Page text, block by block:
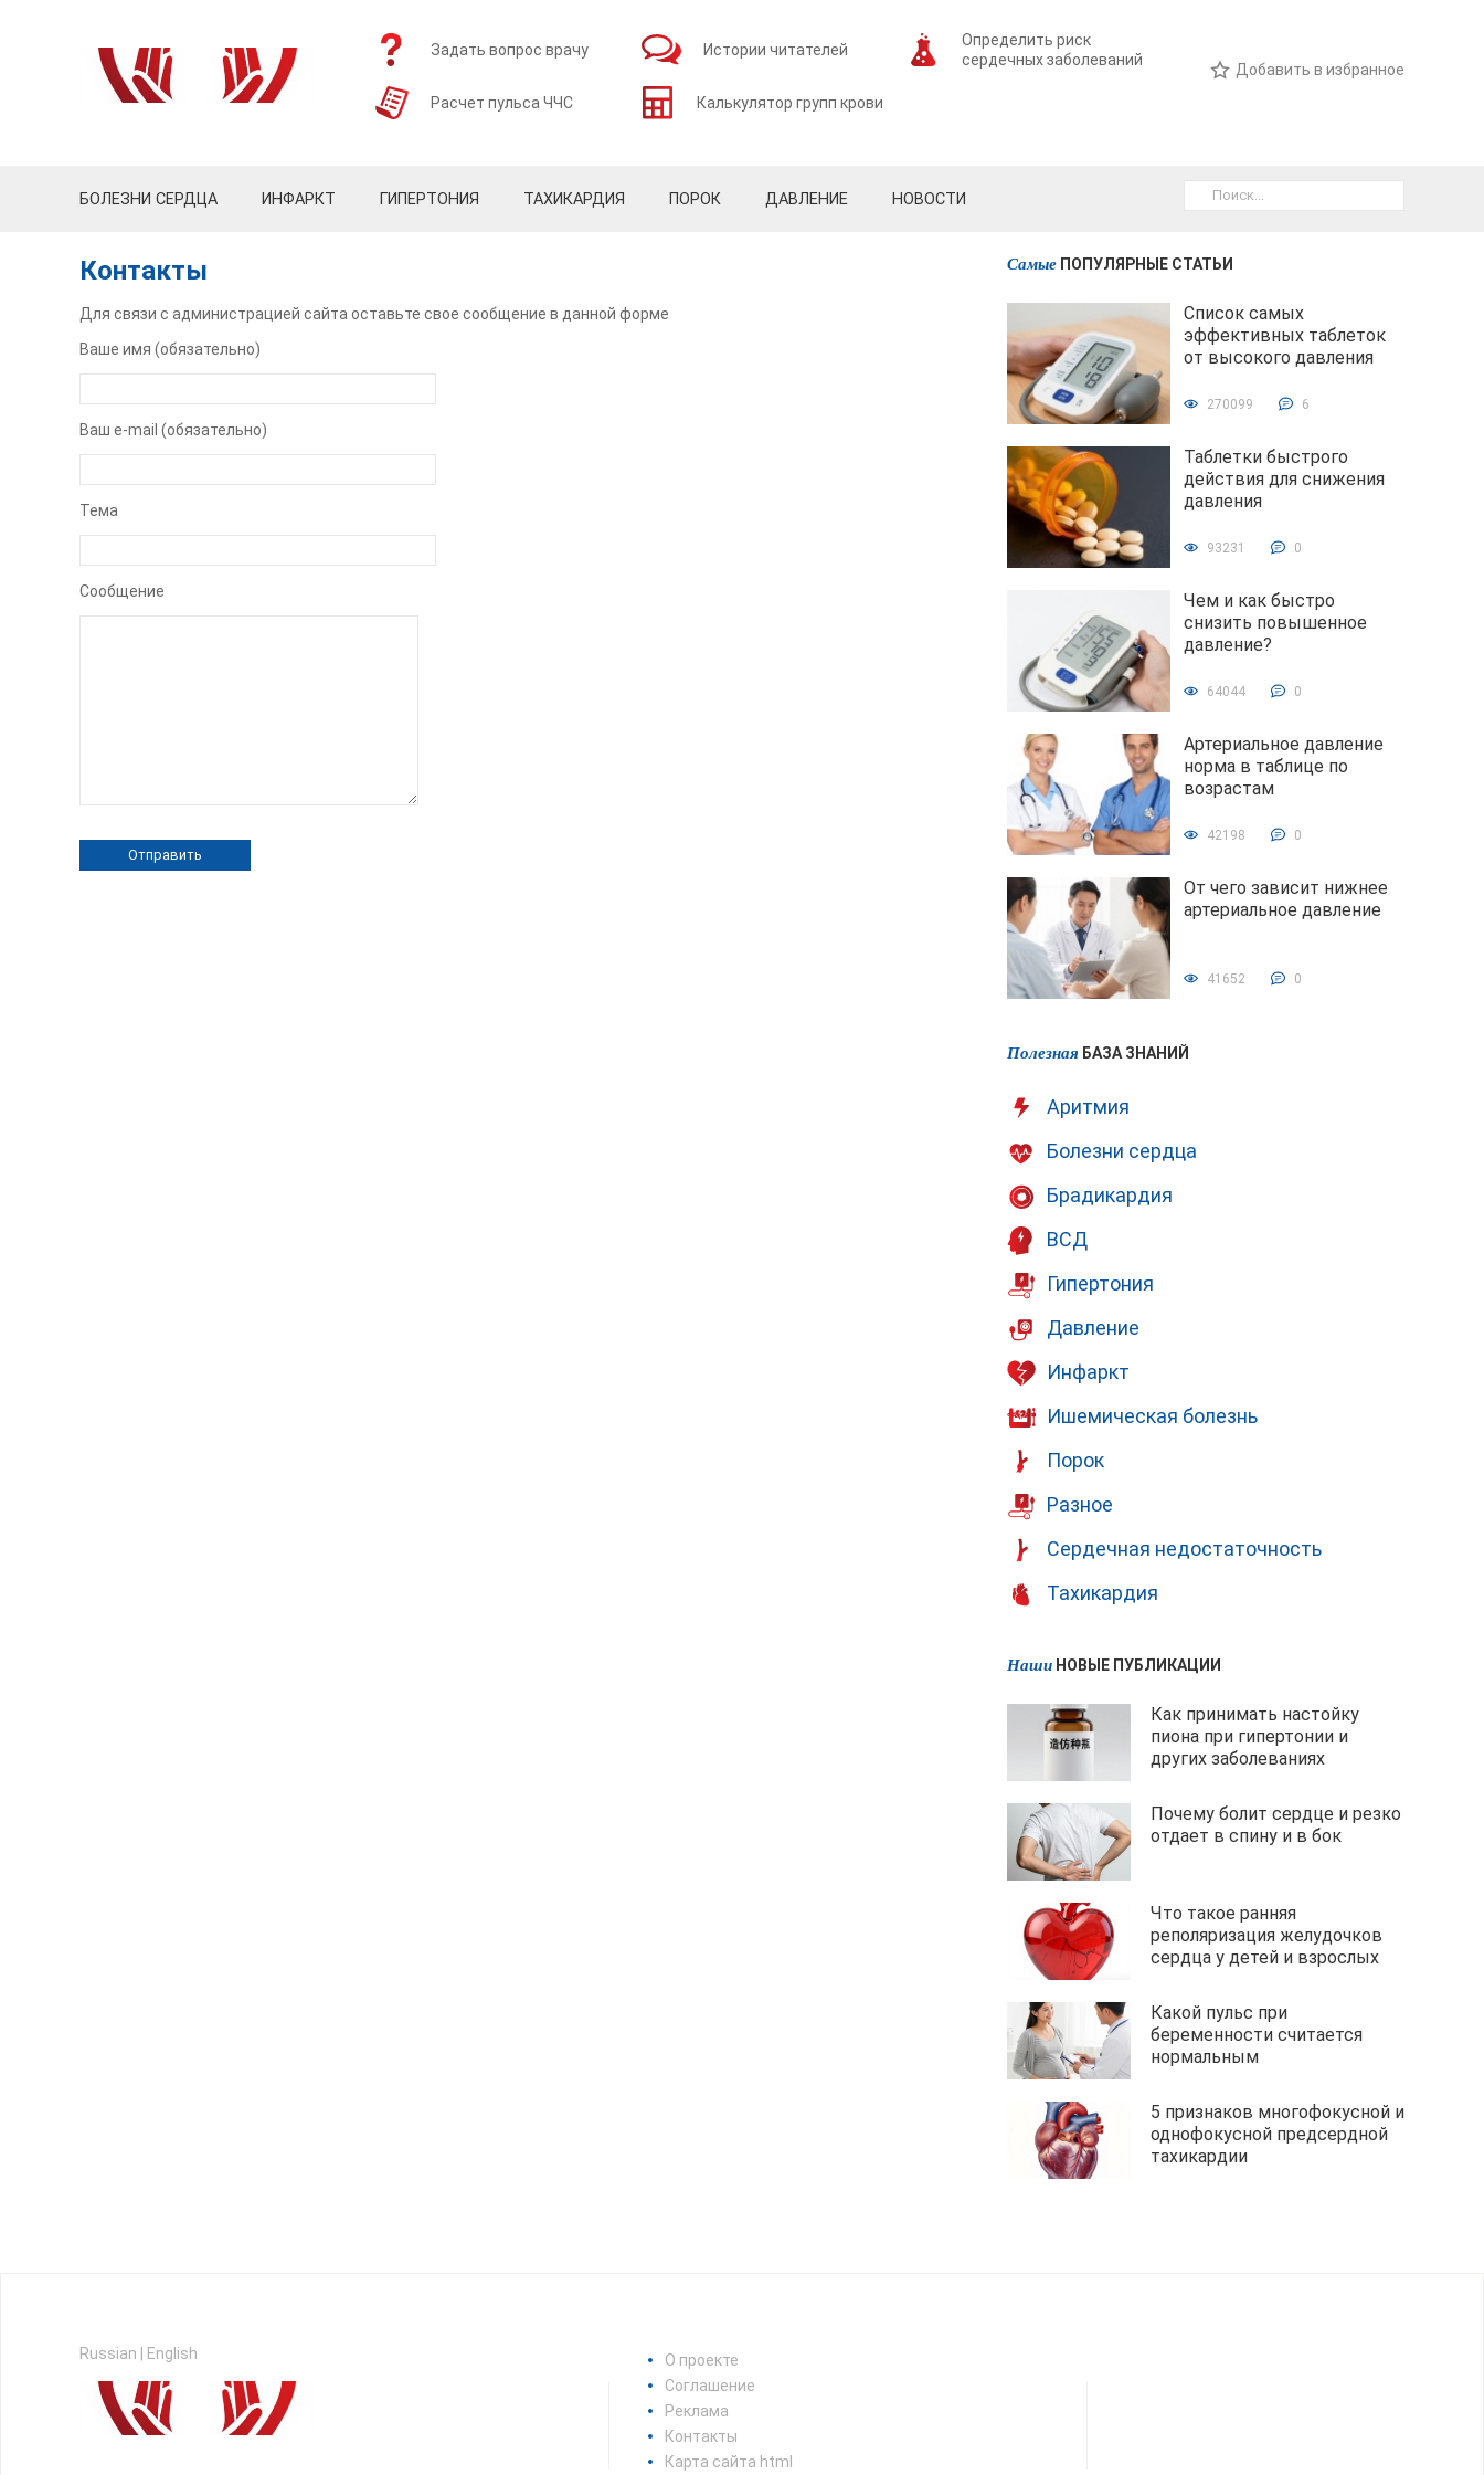
Задать вопрос врачу Истории читателей
Определить риск
сердечных заболеваний
Расчет пульса ЧЧС Калькулятор групп крови
Добавить в избранное
БОЛЕЗНИ СЕРДЦА ИНФАРКТ ГИПЕРТОНИЯ ТАХИКАРДИЯ ПОРОК ДАВЛЕНИЕ НОВОСТИ
Контакты
Для связи с администрацией сайта оставьте свое сообщение в данной форме
Ваше имя (обязательно)
Ваш e-mail (обязательно)
Тема
Сообщение
Самые ПОПУЛЯРНЫЕ СТАТЬИ
Список самых
эффективных таблеток
от высокого давления
270099 6
Таблетки быстрого
действия для снижения
давления
93231 0
Чем и как быстро
снизить повышенное
давление?
64044 0
Артериальное давление
норма в таблице по
возрастам
42198 0
От чего зависит нижнее
артериальное давление
41652 0
Полезная БАЗА ЗНАНИЙ
Аритмия
Болезни сердца
Брадикардия
ВСД
Гипертония
Давление
Инфаркт
Ишемическая болезнь
Порок
Разное
Сердечная недостаточность
Тахикардия
Наши НОВЫЕ ПУБЛИКАЦИИ
Как принимать настойку
пиона при гипертонии и
других заболеваниях
Почему болит сердце и резко
отдает в спину и в бок
Что такое ранняя
реполяризация желудочков
сердца у детей и взрослых
Какой пульс при
беременности считается
нормальным
5 признаков многофокусной и
однофокусной предсердной
тахикардии
Russian | English
О проекте
Соглашение
Реклама
Контакты
Карта сайта html